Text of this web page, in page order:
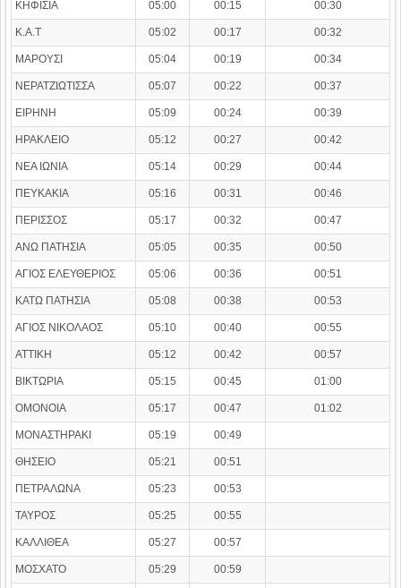
ΚΗΦΙΣΙΑ
05:00 00:15 00:30
Κ.Α.Τ 05:02 00:17 00:32
ΜΑΡΟΥΣΙ 05:04 00:19 00:34
ΝΕΡΑΤΖΙΩΤΙΣΣΑ 05:07 00:22 00:37
ΕΙΡΗΝΗ 05:09 00:24 00:39
ΗΡΑΚΛΕΙΟ 05:12 00:27 00:42
ΝΕΑ ΙΩΝΙΑ 05:14 00:29 00:44
ΠΕΥΚΑΚΙΑ 05:16 00:31 00:46
ΠΕΡΙΣΣΟΣ 05:17 00:32 00:47
ΑΝΩ ΠΑΤΗΣΙΑ 05:05 00:35 00:50
ΑΓΙΟΣ ΕΛΕΥΘΕΡΙΟΣ 05:06 00:36 00:51
ΚΑΤΩ ΠΑΤΗΣΙΑ 05:08 00:38 00:53
ΑΓΙΟΣ ΝΙΚΟΛΑΟΣ 05:10 00:40 00:55
ΑΤΤΙΚΗ 05:12 00:42 00:57
ΒΙΚΤΩΡΙΑ 05:15 00:45 01:00
ΟΜΟΝΟΙΑ 05:17 00:47 01:02
ΜΟΝΑΣΤΗΡΑΚΙ 05:19 00:49
ΘΗΣΕΙΟ 05:21 00:51
ΠΕΤΡΑΛΩΝΑ 05:23 00:53
ΤΑΥΡΟΣ 05:25 00:55
ΚΑΛΛΙΘΕΑ 05:27 00:57
ΜΟΣΧΑΤΟ 05:29 00:59